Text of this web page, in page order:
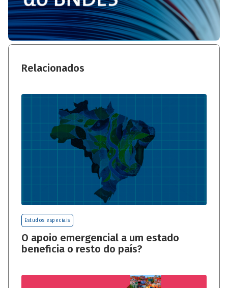
Relacionados
Estudos especiais
O apoio emergencial a um estado
beneficia o resto do país?